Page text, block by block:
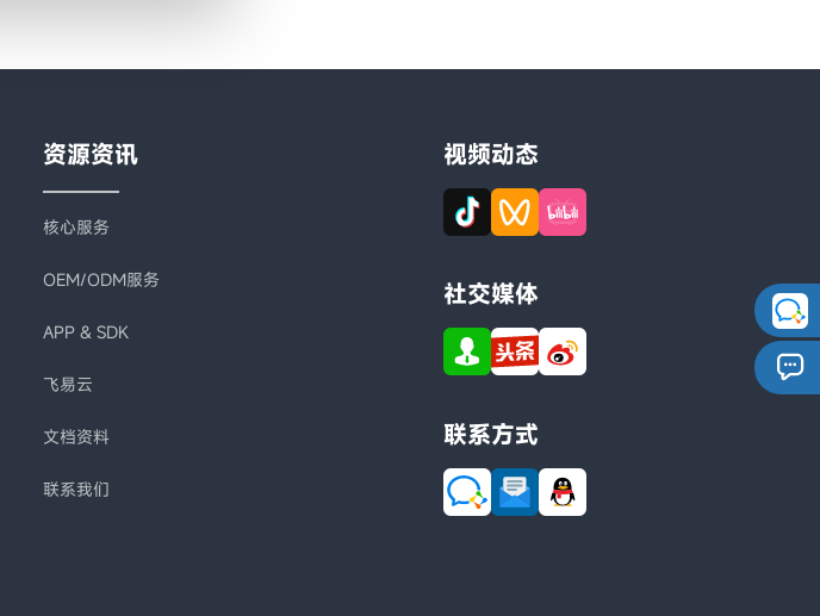
资源资讯
核心服务
OEM/ODM服务
APP & SDK
飞易云
文档资料
联系我们
视频动态
社交媒体
联系方式